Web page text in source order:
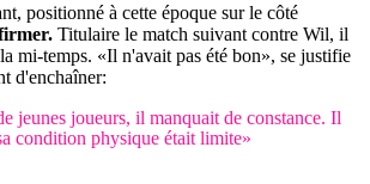
positionné à cette époque sur le côté
Titulaire le match suivant contre Wil, il
mi-temps. «Il n'avait pas été bon», se justifie
d'enchaîner:
jeunes joueurs, il manquait de constance. Il
condition physique était limite»